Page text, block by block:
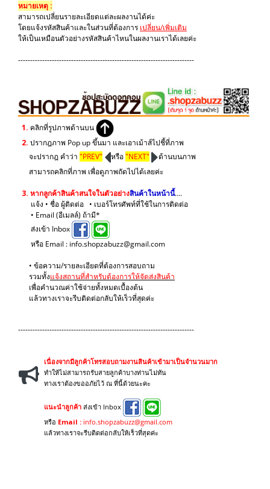
หมายเหตุ :
สามารถเปลี่ยนรายละเอียดแต่ละผลงานได้ค่ะ
โดยแจ้งรหัสสินค้าและในส่วนที่ต้องการ เปลี่ยน/เพิ่มเติม
ให้เป็นเหมือนตัวอย่างรหัสสินค้าไหนในผลงานเราได้เลยค่ะ
-------------------------------------------------------------------------
1. คลิกที่รูปภาพด้านบน
2. ปรากฎภาพ Pop up ขึ้นมา และเอาเม้าส์ไปชี้ที่ภาพ
จะปรากฎ คำว่า "PREV" หรือ"NEXT"
ด้านบนภาพ
สามารถคลิกที่ภาพ เพื่อดูภาพถัดไปได้เลยค่ะ
3. หากลูกค้าสินค้าสนใจในตัวอย่างสินค้าในหน้านี้....
แจ้ง • ชื่อ ผู้ติดต่อ • เบอร์โทรศัพท์ที่ใช้ในการติดต่อ
• Email (อีเมลล์) ถ้ามี*
ส่งเข้า Inbox
หรือ Email : info.shopzabuzz@gmail.com
• ข้อความ/รายละเอียดที่ต้องการสอบถาม
รวมทั้งแจ้งสถานที่สำหรับต้องการให้จัดส่งสินค้า
เพื่อคำนวณค่าใช้จ่ายทั้งหมดเบื้องต้น
แล้วทางเราจะรีบติดต่อกลับให้เร็วที่สุดค่ะ
-------------------------------------------------------------------------
เนื่องจากมีลูกค้าโทรสอบถามงานสินค้าเข้ามาเป็นจำนวนมาก
ทำให้ไม่สามารถรับสายลูกค้าบางท่านไม่ทัน
ทางเราต้องขออภัยไว้ ณ ที่นี้ด้วยนะคะ
แนะนำลูกค้า ส่งเข้า Inbox
หรือ Email : info.shopzabuzz@gmail.com
แล้วทางเราจะรีบติดต่อกลับให้เร็วที่สุดค่ะ